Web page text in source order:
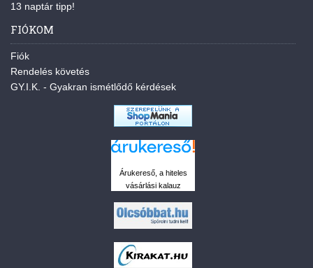
13 naptár tipp!
FIÓKOM
Fiók
Rendelés követés
GY.I.K. - Gyakran ismétlődő kérdések
Árukereső, a hiteles
vásárlási kalauz